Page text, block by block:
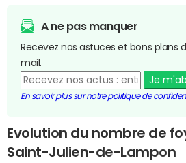
A ne pas manquer
Recevez nos astuces et bons plans
mail.
Je
En savoir plus sur notre politique de
Evolution du nombre de
Saint-Julien-de-Lampon